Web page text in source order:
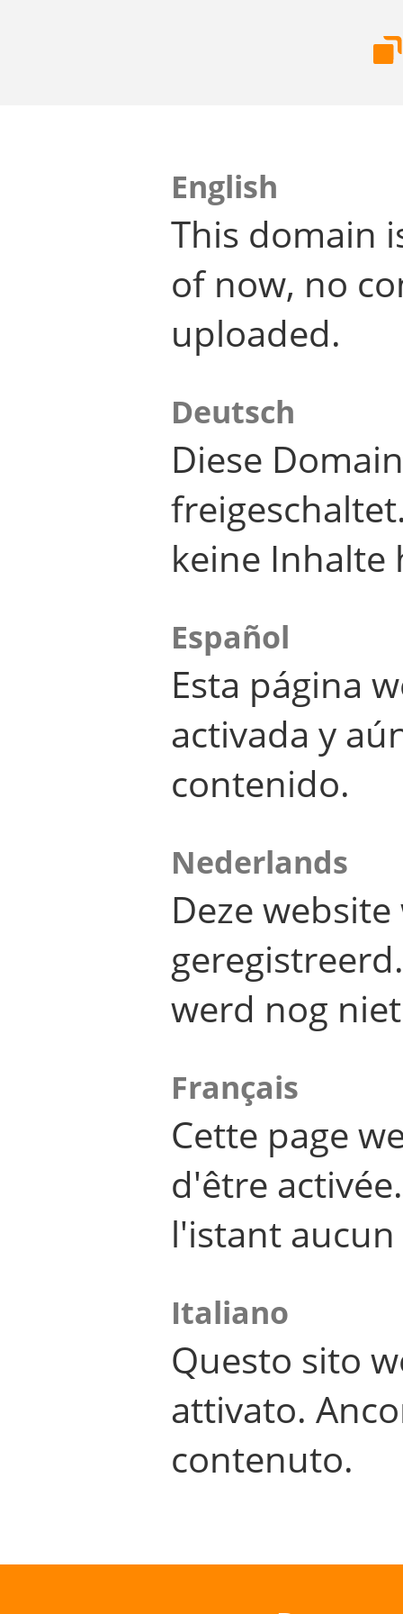
English
This domain
of now, no
uploaded.
Deutsch
Diese
keine Inhalte
Español
Esta página
activada y
contenido.
Nederlands
Deze
werd nog
Français
Cette page
d'être
l'istant
Italiano
Questo sito
attivato.
contenuto.